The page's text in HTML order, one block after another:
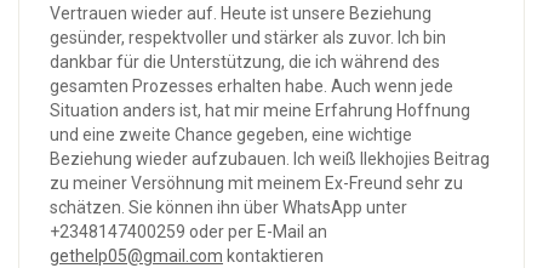
Vertrauen wieder auf. Heute ist unsere Beziehung
gesünder, respektvoller und stärker als zuvor. Ich bin
dankbar für die Unterstützung, die ich während des
gesamten Prozesses erhalten habe. Auch wenn jede
Situation anders ist, hat mir meine Erfahrung Hoffnung
und eine zweite Chance gegeben, eine wichtige
Beziehung wieder aufzubauen. Ich weiß Ilekhojies Beitrag
zu meiner Versöhnung mit meinem Ex-Freund sehr zu
schätzen. Sie können ihn über WhatsApp unter
+2348147400259 oder per E-Mail an
gethelp05@gmail.com kontaktieren